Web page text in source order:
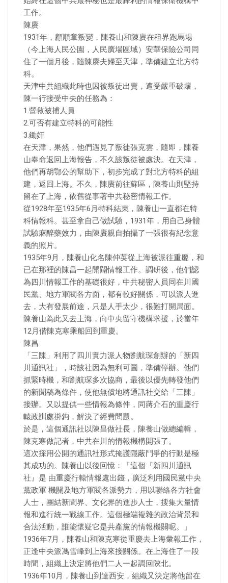
工作。
陳賡
1931年，顧順章叛變，陳養山和陳賡在租界跑馬場
（今上海人民公園，人民廣場區域）安華保險公司同
住了一個月後，隨陳賡夫婦至天津，準備建立北方特
科。
天津中共組織此時也因被叛徒出賣，遭受嚴重破壞，
陳一行接受中央的任務為：
1.營救被捕人員
2.可否有建立特科的可能性
3.鋤奸
在天津，果然，他們遇見了叛徒張克雲，隨即，陳養
山奉命返回上海報告，不久該叛徒被處決。在天津，
他們再胡鄂公的幫助下，初步完成了對北方特科的組
建，返回上海。不久，陳賡前往蘇區，陳養山則堅持
留在了上海，依舊從事著中共秘密情報工作。
從1928年至1935年6月特科結束，陳養山一直都在特
科情報科。甚至拿自己做試驗，1931年，用自己身體
試驗麻醉藥效力，由陳賡親自拍攝了一張很有紀念意
義的照片。
1935年9月，陳養山化名陳仲英從上海被派往重慶，和
已在那裡的陳昌一起開闢情報工作。調研後，他們認
為四川情報工作的基礎很好，中共秘密人員同在川國
民黨、地方軍閥各方面，都有較好關係，可以派人進
去，大有發展前途，只是人手太少，很難打開局面。
陳養山為此又去上海，向中央留守機構求援，於當年
12月偕陳克寒乘船回到重慶。
陳昌
「三陳」利用了四川實力派人物劉航琛創辦的「新四
川通訊社」，時該社因為無利可圖，準備停辦。他們
抓緊時機，和劉航琛多次協商，最後以優先轉發他們
的新聞稿為條件，使他無償地將通訊社交給「三陳」
接辦。又以提供一些情報為條件，同蔣介石的重慶行
轅政訓處掛鉤，解決了經費問題。
於是，這個通訊社以陳昌做社長，陳養山做總編輯，
陳克寒做記者，中共在川的情報機構開張了。
這次採用公開的通訊社形式掩護隱蔽鬥爭的行動是極
其成功的。陳養山以後回憶：「這個『新四川通訊
社』是 由重慶行轅情報處出錢，廣泛利用國民黨中央
黨政軍 機關及地方軍閥各派勢力，用以聯絡各方社會
人士，團結新聞界、文化界的進步人士，搜集大量情
報和進行統一戰線工作。這個極端複雜的政治背景和
合法活動，誰能懷疑它是共產黨的情報機關呢。」
1936年7月，陳養山和陳克寒從重慶去上海彙報工作，
正逢中央派馮雪峰到上海來接關係。在上海住了一段
時間，組織上決定將他們二人一起調回陝北。
1936年10月，陳養山到達西安，組織又決定將他留在